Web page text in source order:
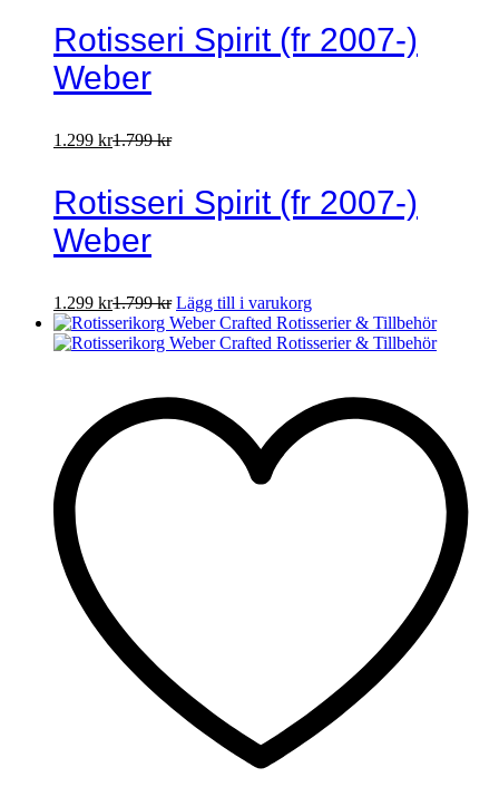
Rotisseri Spirit (fr 2007-)
Weber
1.299 kr1.799kr
Rotisseri Spirit (fr 2007-)
Weber
1.299 kr1.799kr Lägg till i varukorg